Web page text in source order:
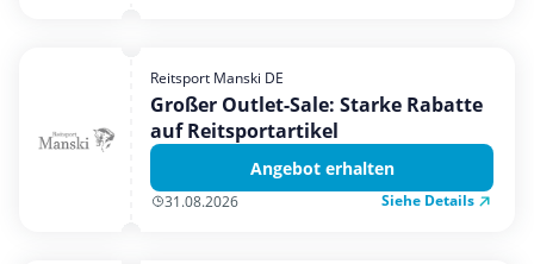
Urlaub & Reise
Reitsport Manski DE
Großer Outlet-Sale: Starke Rabatte
auf Reitsportartikel
Angebot erhalten
31.08.2026 Siehe Details